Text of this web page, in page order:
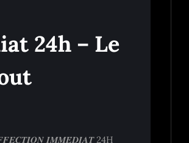
24h – Le
𝑰𝑴𝑴𝑬́𝑫𝑰𝑨𝑻 24H